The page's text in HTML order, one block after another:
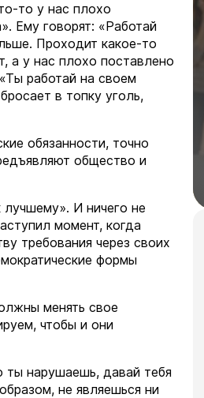
то у нас плохо
Ему говорят: «Работай
Проходит какое-то
а у нас плохо поставлено
работай на своем
в топку уголь,
обязанности, точно
общество и
И ничего не
момент, когда
требования через своих
формы
менять свое
чтобы и они
ты нарушаешь, давай тебя
не являешься ни